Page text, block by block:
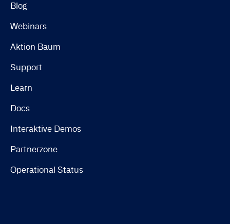
Blog
Webinars
Aktion Baum
Support
Learn
Docs
Interaktive Demos
Partnerzone
Operational Status